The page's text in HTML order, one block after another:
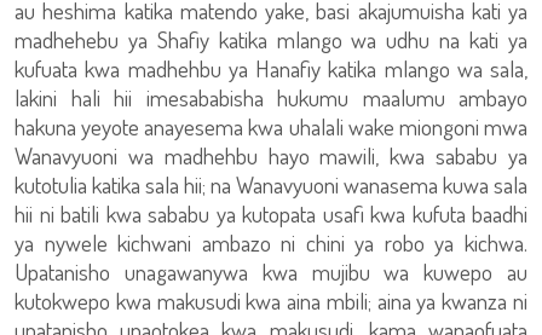
au heshima katika matendo yake, basi akajumuisha kati ya
madhehebu ya Shafiy katika mlango wa udhu na kati ya
kufuata kwa madhehbu ya Hanafiy katika mlango wa sala,
lakini hali hii imesababisha hukumu maalumu ambayo
hakuna yeyote anayesema kwa uhalali wake miongoni mwa
Wanavyuoni wa madhehbu hayo mawili, kwa sababu ya
kutotulia katika sala hii; na Wanavyuoni wanasema kuwa sala
hii ni batili kwa sababu ya kutopata usafi kwa kufuta baadhi
ya nywele kichwani ambazo ni chini ya robo ya kichwa.
Upatanisho unagawanywa kwa mujibu wa kuwepo au
kutokwepo kwa makusudi kwa aina mbili; aina ya kwanza ni